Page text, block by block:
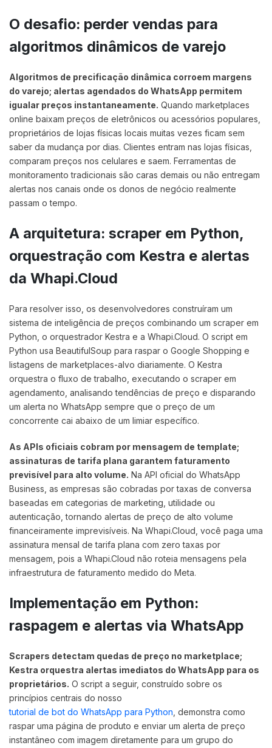
O desafio: perder vendas para
algoritmos dinâmicos de varejo
Algoritmos de precificação dinâmica corroem margens
do varejo; alertas agendados do WhatsApp permitem
igualar preços instantaneamente. Quando marketplaces
online baixam preços de eletrônicos ou acessórios populares,
proprietários de lojas físicas locais muitas vezes ficam sem
saber da mudança por dias. Clientes entram nas lojas físicas,
comparam preços nos celulares e saem. Ferramentas de
monitoramento tradicionais são caras demais ou não entregam
alertas nos canais onde os donos de negócio realmente
passam o tempo.
A arquitetura: scraper em Python,
orquestração com Kestra e alertas
da Whapi.Cloud
Para resolver isso, os desenvolvedores construíram um
sistema de inteligência de preços combinando um scraper em
Python, o orquestrador Kestra e a Whapi.Cloud. O script em
Python usa BeautifulSoup para raspar o Google Shopping e
listagens de marketplaces-alvo diariamente. O Kestra
orquestra o fluxo de trabalho, executando o scraper em
agendamento, analisando tendências de preço e disparando
um alerta no WhatsApp sempre que o preço de um
concorrente cai abaixo de um limiar específico.
As APIs oficiais cobram por mensagem de template;
assinaturas de tarifa plana garantem faturamento
previsível para alto volume. Na API oficial do WhatsApp
Business, as empresas são cobradas por taxas de conversa
baseadas em categorias de marketing, utilidade ou
autenticação, tornando alertas de preço de alto volume
financeiramente imprevisíveis. Na Whapi.Cloud, você paga uma
assinatura mensal de tarifa plana com zero taxas por
mensagem, pois a Whapi.Cloud não roteia mensagens pela
infraestrutura de faturamento medido do Meta.
Implementação em Python:
raspagem e alertas via WhatsApp
Scrapers detectam quedas de preço no marketplace;
Kestra orquestra alertas imediatos do WhatsApp para os
proprietários. O script a seguir, construído sobre os
princípios centrais do nosso
tutorial de bot do WhatsApp para Python , demonstra como
raspar uma página de produto e enviar um alerta de preço
instantâneo com imagem diretamente para um grupo do